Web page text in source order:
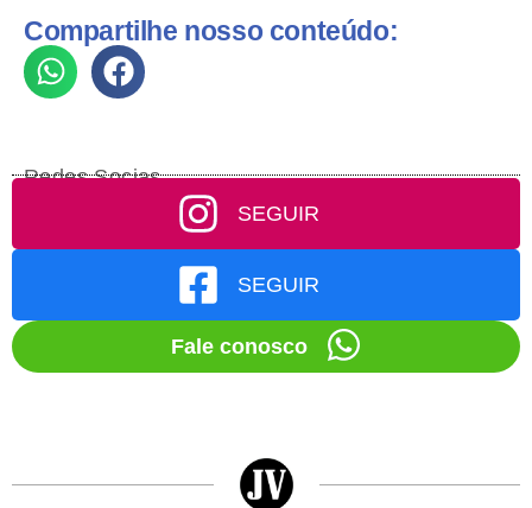
Compartilhe nosso conteúdo:
Redes Socias
SEGUIR
SEGUIR
Fale conosco